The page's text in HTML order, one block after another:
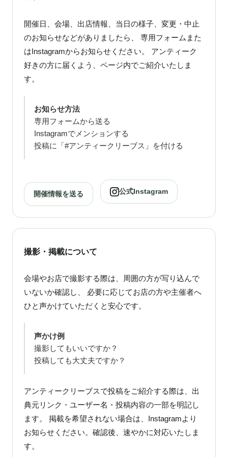
開催日、会場、出店情報、当日の様子、変更・中止
のお知らせなどがありましたら、 専用フォームまた
はInstagramからお知らせください。 アンティーク
好きの方に届くよう、ページ内でご紹介いたしま
す。
お知らせ方法
専用フォームから送る
Instagramでメンションする
投稿に「#アンティークリーブス」を付ける
開催情報を送る 公式Instagram
撮影・掲載について
会場やお店で撮影する際は、周囲の方が写り込んで
いないか確認し、 必要に応じてお店の方や主催者へ
ひと声かけていただくと安心です。
声かけ例
撮影してもいいですか？
投稿しても大丈夫ですか？
アンティークリーブスで投稿をご紹介する際は、出
典元リンク・ユーザー名・投稿内容の一部を明記し
ます。 掲載を希望されない場合は、Instagramより
お知らせください。確認後、速やかに対応いたしま
す。